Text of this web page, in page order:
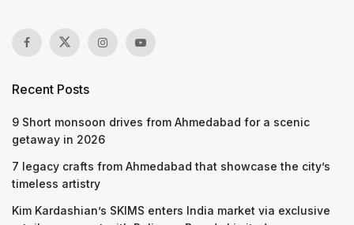
Recent Posts
9 Short monsoon drives from Ahmedabad for a scenic
getaway in 2026
7 legacy crafts from Ahmedabad that showcase the city’s
timeless artistry
Kim Kardashian’s SKIMS enters India market via exclusive